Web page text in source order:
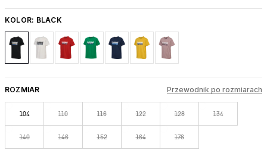
KOLOR: BLACK
ROZMIAR Przewodnik po rozmiarach
104 110 116 122 128 134
140 146 152 164 176